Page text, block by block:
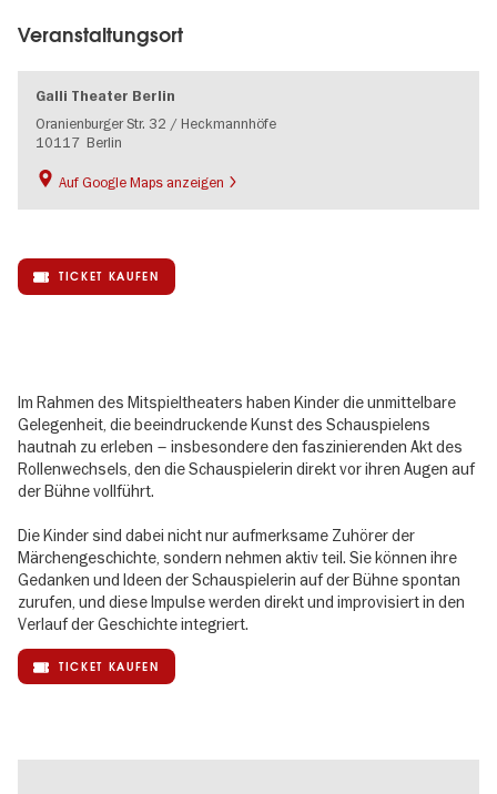
Veranstaltungsort
Galli Theater Berlin
Oranienburger Str. 32 / Heckmannhöfe
10117 Berlin
Auf Google Maps anzeigen
TICKET KAUFEN
Im Rahmen des Mitspieltheaters haben Kinder die unmittelbare
Gelegenheit, die beeindruckende Kunst des Schauspielens
hautnah zu erleben – insbesondere den faszinierenden Akt des
Rollenwechsels, den die Schauspielerin direkt vor ihren Augen auf
der Bühne vollführt.
Die Kinder sind dabei nicht nur aufmerksame Zuhörer der
Märchengeschichte, sondern nehmen aktiv teil. Sie können ihre
Gedanken und Ideen der Schauspielerin auf der Bühne spontan
zurufen, und diese Impulse werden direkt und improvisiert in den
Verlauf der Geschichte integriert.
TICKET KAUFEN